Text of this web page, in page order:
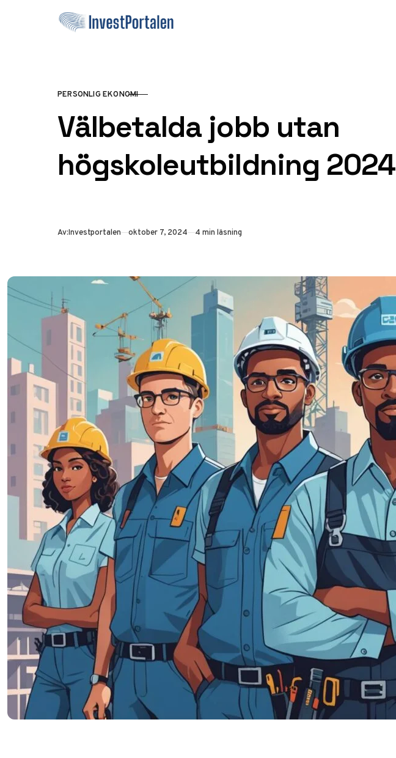
Hoppa till innehåll
KATEGORI
PERSONLIG EKONOMI
Välbetalda jobb utan
högskoleutbildning 2024
Av:Investportalen Publicerad
oktober 7, 2024 4 min läsning